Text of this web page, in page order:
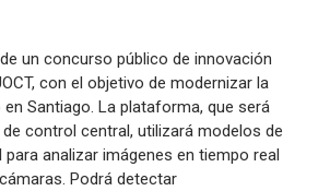
un concurso público de innovación
con el objetivo de modernizar la
Santiago. La plataforma, que será
control central, utilizará modelos de
analizar imágenes en tiempo real
Podrá detectar